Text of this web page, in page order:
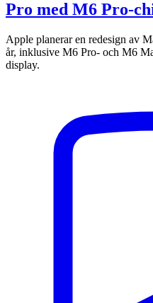
Pro med M6 Pro-
Apple planerar en redesign av
år, inklusive M6 Pro- och M6
display.